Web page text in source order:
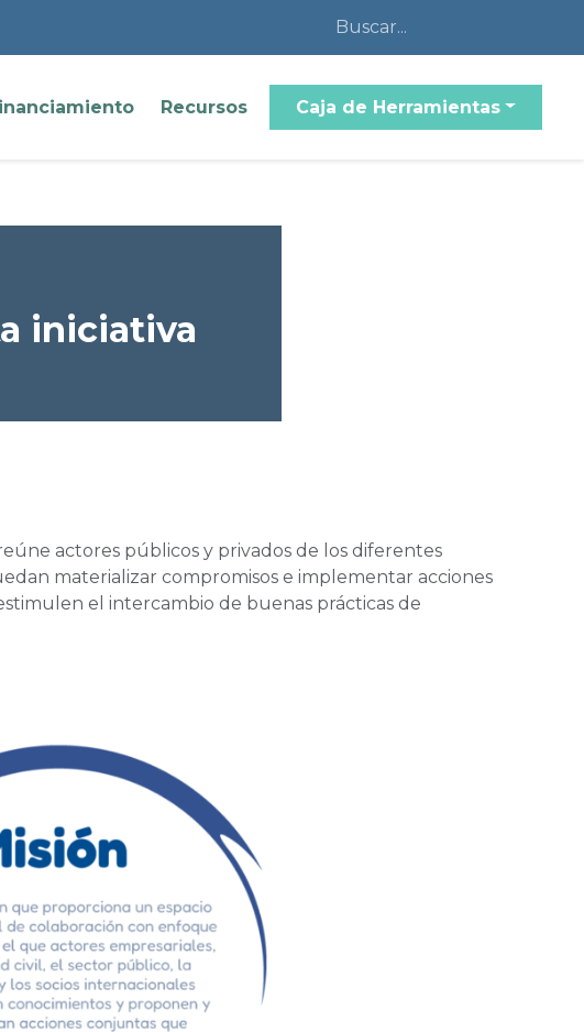
Recursos Caja de Herramientas
iniciativa
actores públicos y privados de los diferentes
materializar compromisos e implementar acciones
el intercambio de buenas prácticas de